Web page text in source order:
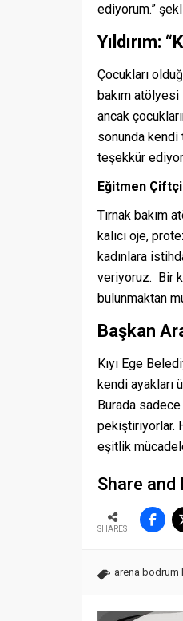
ediyorum.”
Yıldırım:
Çocukları
bakım
ancak
sonunda kendi
teşekkür
Eğitmen
Tırnak bakım
kalıcı oje,
kadınlara
veriyoruz. Bir
bulunmaktan
Başkan
Kıyı Ege
kendi ayakları
Burada
pekiştiriyorlar.
eşitlik
Share and
SHARES
arena bodrum